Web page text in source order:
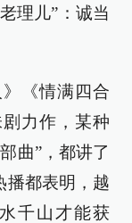
理儿”：诚当
《情满四合
力作，某种
曲”，都讲了
播都表明，越
千山才能获